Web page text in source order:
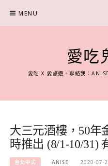
content
MENU
愛吃
愛吃 X 愛旅遊。聯絡我：
大三元酒樓，50年
時推出 (8/1-10/31)
台北中式 ANISE 2020-07-